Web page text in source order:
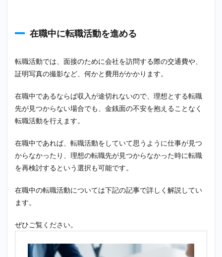
在職中に転職活動を進める
転職活動では、面接のために会社を訪問する際の交通費や、
証明写真の撮影など、何かと費用がかかります。
在職中であるならば収入が途切れないので、理想とする転職
先が見つからない場合でも、金銭面の不安を抱えることなく
転職活動を行えます。
在職中であれば、転職活動をしていて思うように仕事が見つ
からなかったり、理想の転職先が見つからなかった時に転職
を再検討するという選択も可能です。
在職中の転職活動については下記の記事で詳しく解説してい
ます。
ぜひご覧ください。